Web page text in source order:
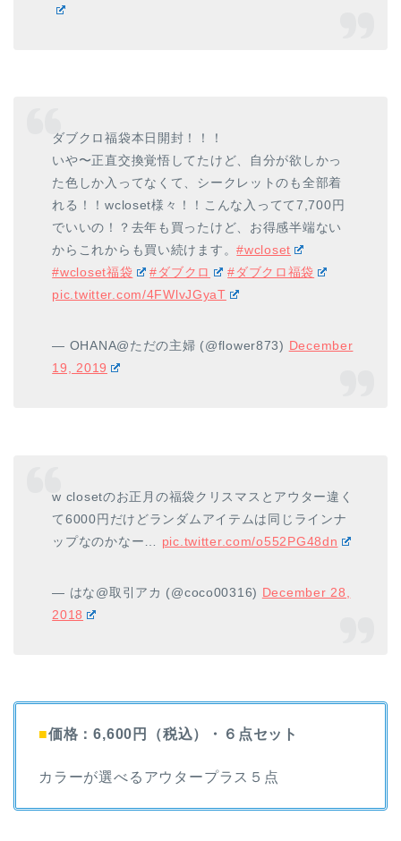
ダブクロ福袋本日開封！！！
いや〜正直交換覚悟してたけど、自分が欲しかっ
た色しか入ってなくて、シークレットのも全部着
れる！！wcloset様々！！こんな入ってて7,700円
でいいの！？去年も買ったけど、お得感半端ない
からこれからも買い続けます。#wcloset
#wcloset福袋
#ダブクロ
#ダブクロ福袋
pic.twitter.com/4FWlvJGyaT
— OHANA@ただの主婦 (@flower873) December
19, 2019
w closetのお正月の福袋クリスマスとアウター違く
て6000円だけどランダムアイテムは同じラインナ
ップなのかなー… pic.twitter.com/o552PG48dn
— はな@取引アカ (@coco00316) December 28,
2018
■価格：6,600円（税込）・６点セット
カラーが選べるアウタープラス５点